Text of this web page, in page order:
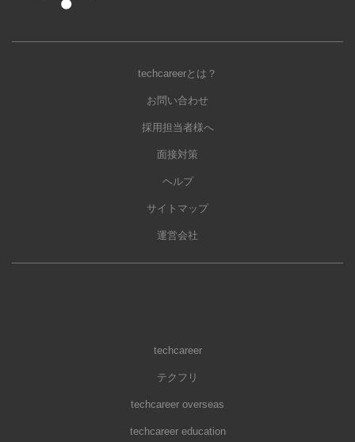
techcareerとは？
お問い合わせ
採用担当者様へ
面接対策
ヘルプ
サイトマップ
運営会社
techcareer
テクフリ
techcareer overseas
techcareer education